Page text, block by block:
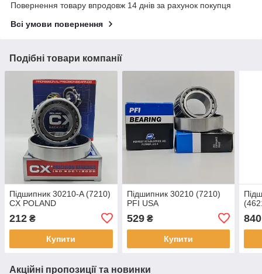
Повернення товару впродовж 14 днів за рахунок покупця
Всі умови повернення
Подібні товари компанії
Підшипник 30210-A (7210)
CX POLAND
212 ₴
Купити
Підшипник 30210 (7210)
PFI USA
529₴
Купити
840
Акційні пропозиції та новинки